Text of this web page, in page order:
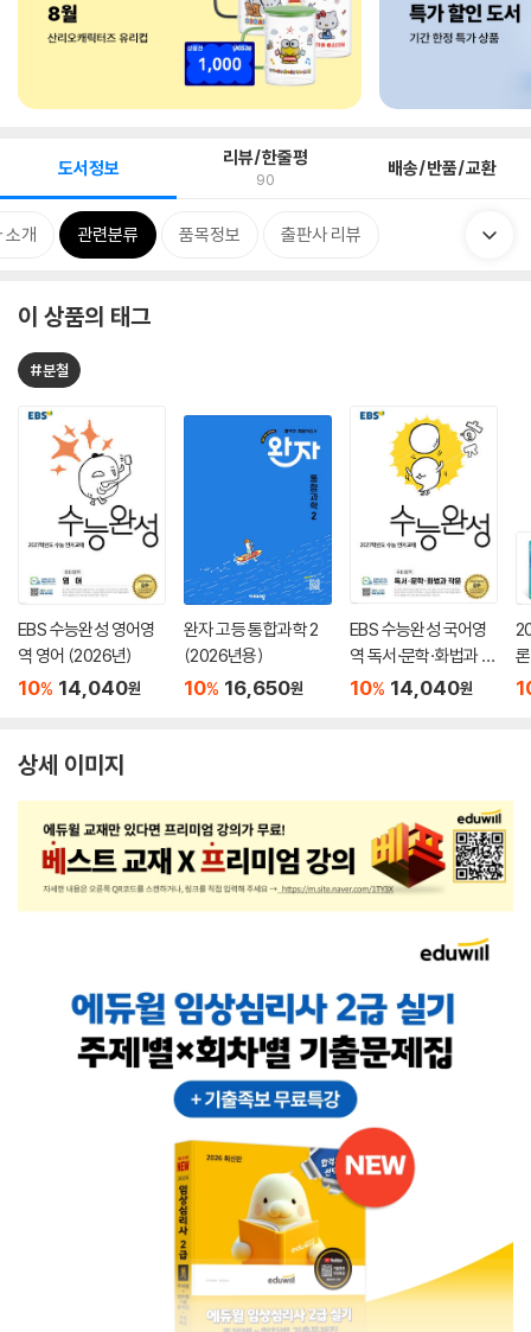
도서정보 리뷰/한줄평
90 배송/반품/교환
소개 관련분류 품목정보 출판사 리뷰
이 상품의 태그
#분철
EBS 수능완성 영어영
역 영어 (2026년)
10% 14,040원
완자 고등 통합과학 2
(2026년용)
10% 16,650원
EBS 수능완성 국어영
역 독서·문학·화법과 작
문 (2026년)
10% 14,040원
(
상세 이미지